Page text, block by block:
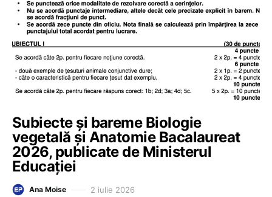
Subiecte și bareme Biologie
vegetală și Anatomie Bacalaureat
2026, publicate de Ministerul
Educației
Ana Moise 2 iulie 2026